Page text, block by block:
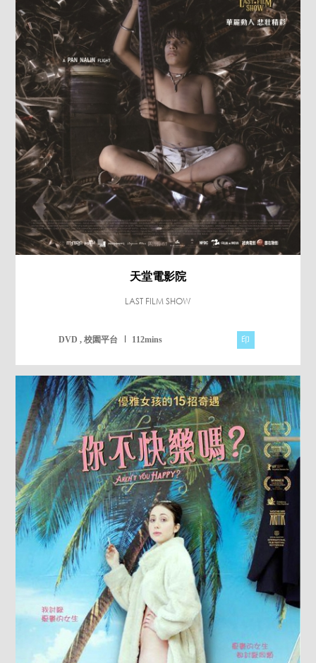
天堂電影院
LAST FILM SHOW
DVD , 校園平台 112mins 印